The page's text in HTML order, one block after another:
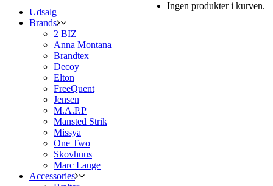
Ingen produkter i kurven.
Udsalg
Brands
2 BIZ
Anna Montana
Brandtex
Decoy
Elton
FreeQuent
Jensen
M.A.P.P
Mansted Strik
Missya
One Two
Skovhuus
Marc Lauge
Accessories